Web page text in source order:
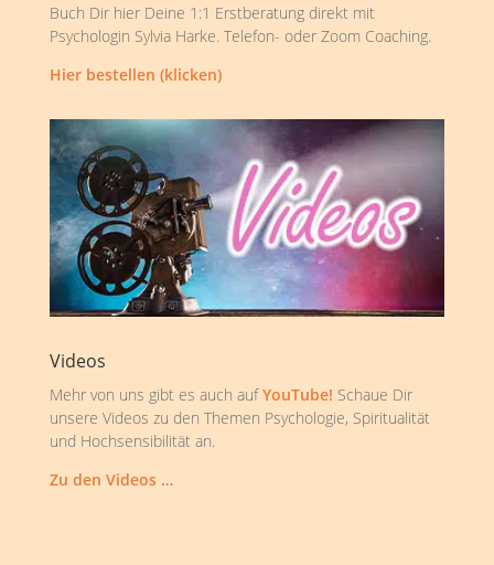
Buch Dir hier Deine 1:1 Erstberatung direkt mit
Psychologin Sylvia Harke. Telefon- oder Zoom Coaching.
Hier bestellen (klicken)
Videos
Mehr von uns gibt es auch aufYouTube! Schaue Dir
unsere Videos zu den Themen Psychologie, Spiritualität
und Hochsensibilität an.
Zu den Videos …